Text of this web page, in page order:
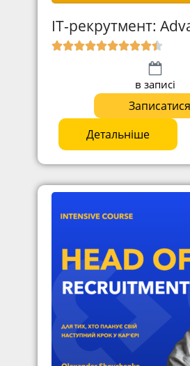
ІТ-рекрутмент:
в записі
Записатися
Детальніше